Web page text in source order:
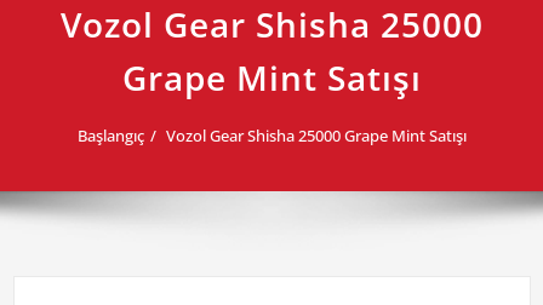
Vozol Gear Shisha 25000
Grape Mint Satışı
Başlangıç Vozol Gear Shisha 25000 Grape Mint Satışı